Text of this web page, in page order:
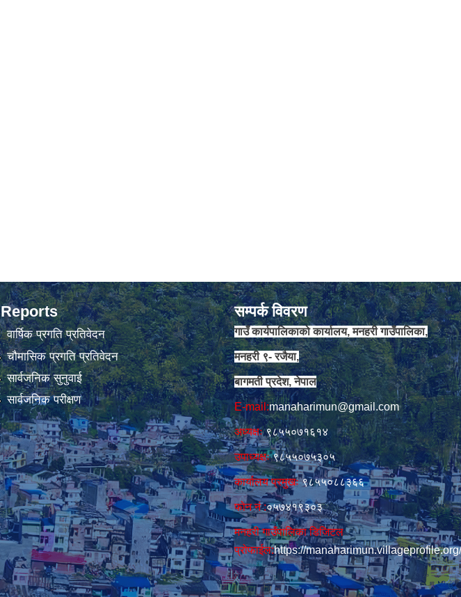
Reports
वार्षिक प्रगति प्रतिवेदन
चौमासिक प्रगति प्रतिवेदन
सार्वजनिक सुनुवाई
सार्वजनिक परीक्षण
सम्पर्क विवरण
गाउँ कार्यपालिकाको कार्यालय, मनहरी गाउँपालिका,
मनहरी ९- रजैया,
बागमती प्रदेश, नेपाल
E-mail:manaharimun@gmail.com
अध्यक्षः९८५५०७१६१४
उपाध्यक्षः९८५५०७५३०५
कार्यालय प्रमुखः९८५५०८८३६६
फोन नं‍‌ :०५७४१९३०३
मनहरी गाउँपालिका डिजिटल
प्रोफाईल:https://manaharimun.villageprofile.org/